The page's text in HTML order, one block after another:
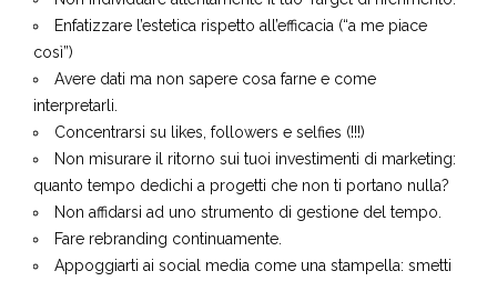
fornitori/partners tecnici.
Paura di correre rischi.
Non individuare attentamente il tuo Target di riferimento.
Enfatizzare l’estetica rispetto all’efficacia (“a me piace
così”)
Avere dati ma non sapere cosa farne e come
interpretarli.
Concentrarsi su likes, followers e selfies (!!!)
Non misurare il ritorno sui tuoi investimenti di marketing:
quanto tempo dedichi a progetti che non ti portano nulla?
Non affidarsi ad uno strumento di gestione del tempo.